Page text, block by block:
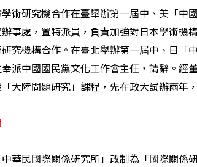
術研究機合作在臺舉辦第一屆中、美「
事處，置特派員，負責加強對日本學術機
究機構合作。在臺北舉辦第一屆中、日
派中國國民黨文化工作會主任，請辭。
大陸問題研究」課程，先在政大試辦兩年
華民國際關係研究所」改制為「國際關